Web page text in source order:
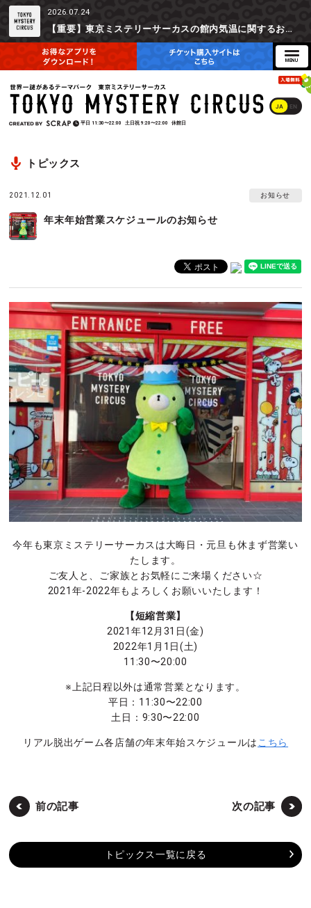
2026.07.24
【重要】東京ミステリーサーカスの館内気温に関するお詫びとご参加辞退時の返金対応について
JA EN
平日 11:30〜22:00 土日祝 9:20〜22:00 休館日
トピックス
2021.12.01 お知らせ
年末年始営業スケジュールのお知らせ
今年も東京ミステリーサーカスは大晦日・元旦も休まず営業い
たします。
ご友人と、ご家族とお気軽にご来場ください☆
2021年-2022年もよろしくお願いいたします！
【短縮営業】
2021年12月31日(金)
2022年1月1日(土)
11:30〜20:00
※上記日程以外は通常営業となります。
平日：11:30〜22:00
土日：9:30〜22:00
リアル脱出ゲーム各店舗の年末年始スケジュールは こちら
前の記事 次の記事
トピックス一覧に戻る